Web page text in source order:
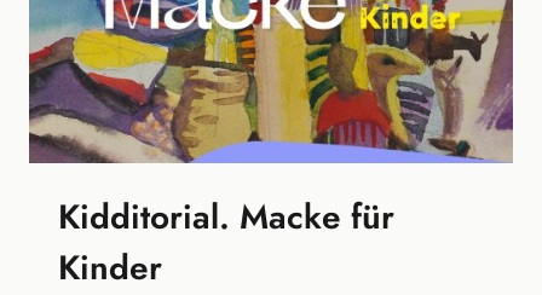
Kidditorial. Macke für
Kinder